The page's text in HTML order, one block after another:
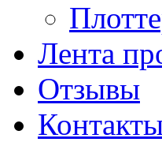
Лента
Отзывы